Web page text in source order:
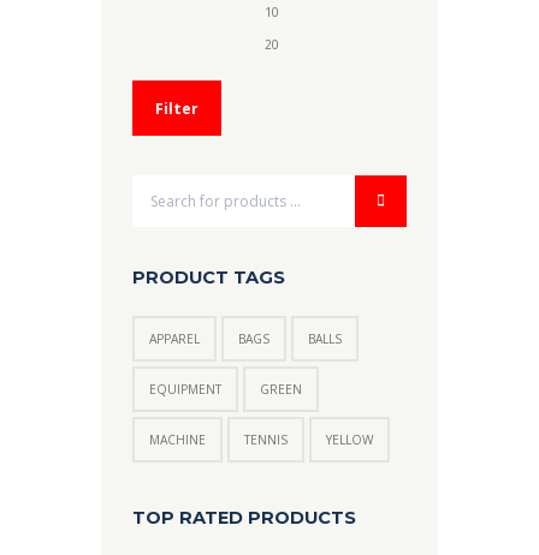
Min.
Preis
Filter
PRODUCT TAGS
APPAREL BAGS BALLS
EQUIPMENT GREEN
MACHINE TENNIS YELLOW
TOP RATED PRODUCTS